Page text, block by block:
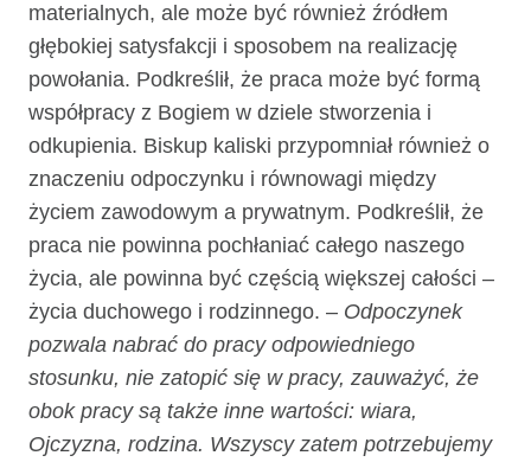
materialnych, ale może być również źródłem
głębokiej satysfakcji i sposobem na realizację
powołania. Podkreślił, że praca może być formą
współpracy z Bogiem w dziele stworzenia i
odkupienia. Biskup kaliski przypomniał również o
znaczeniu odpoczynku i równowagi między
życiem zawodowym a prywatnym. Podkreślił, że
praca nie powinna pochłaniać całego naszego
życia, ale powinna być częścią większej całości –
życia duchowego i rodzinnego. – Odpoczynek
pozwala nabrać do pracy odpowiedniego
stosunku, nie zatopić się w pracy, zauważyć, że
obok pracy są także inne wartości: wiara,
Ojczyzna, rodzina. Wszyscy zatem potrzebujemy